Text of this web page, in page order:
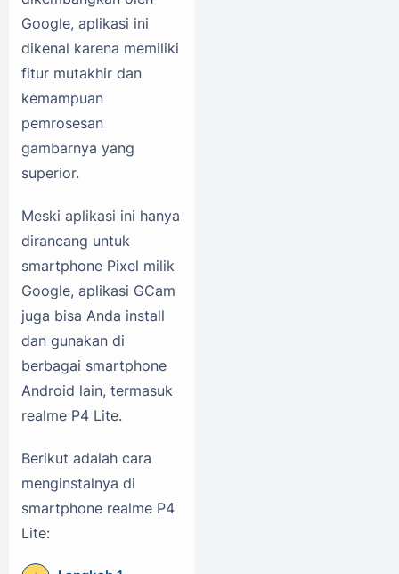
Google, aplikasi ini
dikenal karena memiliki
fitur mutakhir dan
kemampuan
pemrosesan
gambarnya yang
superior.
Meski aplikasi ini hanya
dirancang untuk
smartphone Pixel milik
Google, aplikasi GCam
juga bisa Anda install
dan gunakan di
berbagai smartphone
Android lain, termasuk
realme P4 Lite.
Berikut adalah cara
menginstalnya di
smartphone realme P4
Lite: